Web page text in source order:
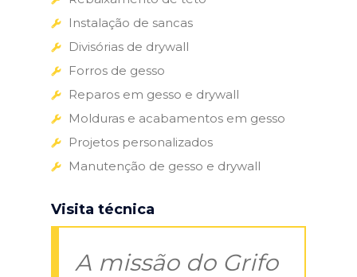
Instalação de sancas
Divisórias de drywall
Forros de gesso
Reparos em gesso e drywall
Molduras e acabamentos em gesso
Projetos personalizados
Manutenção de gesso e drywall
Visita técnica
A missão do Grifo